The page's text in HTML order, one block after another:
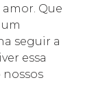
Que
seguir a
essa